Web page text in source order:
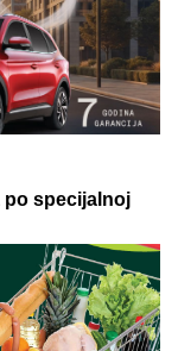
"španska
hit na
a
Radanović
i Anom
by Aklamator